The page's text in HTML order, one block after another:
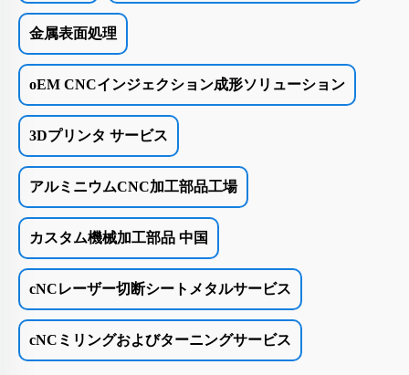
金属表面処理
oEM CNCインジェクション成形ソリューション
3Dプリンタ サービス
アルミニウムCNC加工部品工場
カスタム機械加工部品 中国
cNCレーザー切断シートメタルサービス
cNCミリングおよびターニングサービス